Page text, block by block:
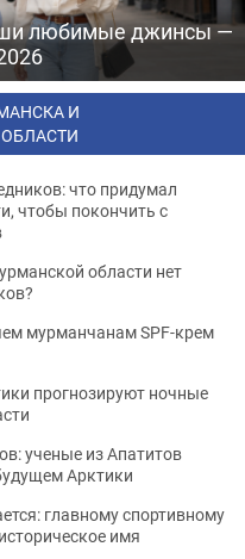
любимые джинсы —
И
что придумал
чтобы покончить с
области нет
мурманчанам SPF-крем
прогнозируют ночные
ученые из Апатитов
Арктики
главному спортивному
имя